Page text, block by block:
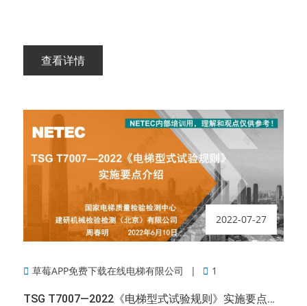
查看详情
2022-07-27
草莓APP免费下载在线电梯有限公司 1
TSG T7007—2022《电梯型式试验规则》实施要点介绍